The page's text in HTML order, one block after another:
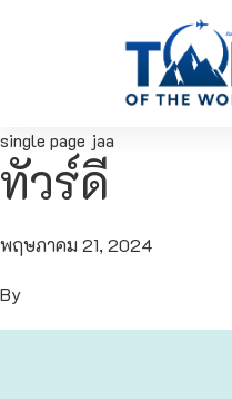
single page jaa
ทัวร์ดี
พฤษภาคม 21, 2024
By
โตเกียว
โอซาก้า
เกียวโต
เวียดนาม
ทัวร์เวียดนาม